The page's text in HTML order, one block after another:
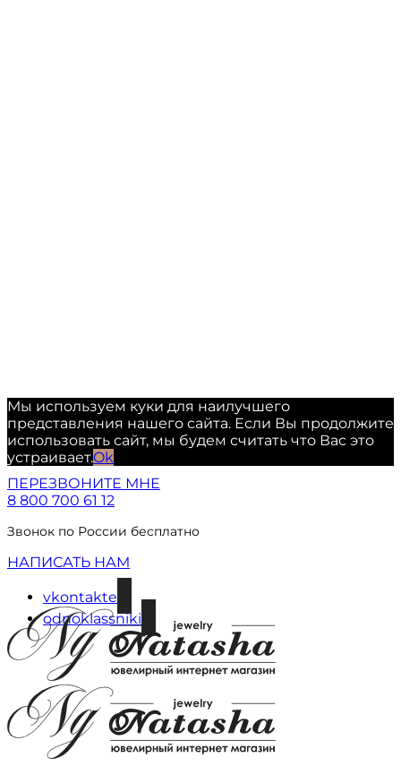
Мы используем куки для наилучшего
представления нашего сайта. Если Вы продолжите
использовать сайт, мы будем считать что Вас это
устраивает.Ok
ПЕРЕЗВОНИТЕ МНЕ
8 800 700 61 12
Звонок по России бесплатно
НАПИСАТЬ НАМ
vkontakte
odnoklassniki